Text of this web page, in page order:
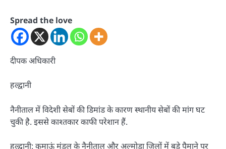
Spread the love
दीपक अधिकारी
हल्द्वानी
नैनीताल में विदेशी सेबों की डिमांड के कारण स्थानीय सेबों की मांग घट
चुकी है. इससे काश्तकार काफी परेशान हैं.
हल्द्वानी: कुमाऊं मंडल के नैनीताल और अल्मोड़ा जिलों में बड़े पैमाने पर